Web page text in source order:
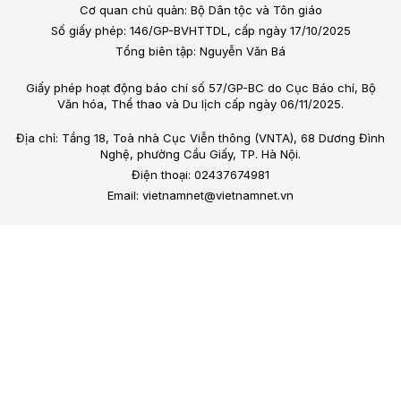
Cơ quan chủ quản: Bộ Dân tộc và Tôn giáo
Số giấy phép: 146/GP-BVHTTDL, cấp ngày 17/10/2025
Tổng biên tập: Nguyễn Văn Bá
Giấy phép hoạt động báo chí số 57/GP-BC do Cục Báo chí, Bộ
Văn hóa, Thể thao và Du lịch cấp ngày 06/11/2025.
Địa chỉ: Tầng 18, Toà nhà Cục Viễn thông (VNTA), 68 Dương Đình
Nghệ, phường Cầu Giấy, TP. Hà Nội.
Điện thoại: 02437674981
Email: vietnamnet@vietnamnet.vn